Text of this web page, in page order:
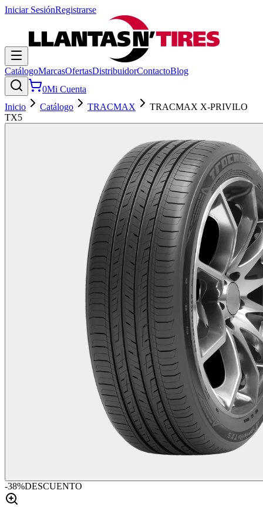
Iniciar SesiónRegistrarse
CatálogoMarcasOfertasDistribuidorContactoBlog
0Mi Cuenta
Inicio
Catálogo TRACMAX
TRACMAX X-PRIVILO
TX5
-38%DESCUENTO